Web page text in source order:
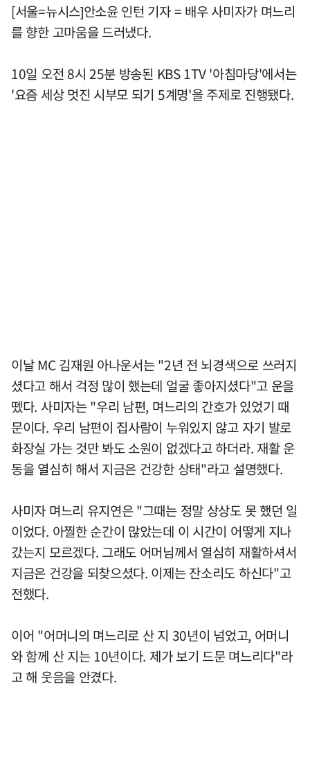
[서울=뉴시스]안소윤 인턴 기자 = 배우 사미자가 며느리
를 향한 고마움을 드러냈다.
10일 오전 8시 25분 방송된 KBS 1TV '아침마당'에서는
'요즘 세상 멋진 시부모 되기 5계명'을 주제로 진행됐다.
이날 MC 김재원 아나운서는 "2년 전 뇌경색으로 쓰러지
셨다고 해서 걱정 많이 했는데 얼굴 좋아지셨다"고 운을
뗐다. 사미자는 "우리 남편, 며느리의 간호가 있었기 때
문이다. 우리 남편이 집사람이 누워있지 않고 자기 발로
화장실 가는 것만 봐도 소원이 없겠다고 하더라. 재활 운
동을 열심히 해서 지금은 건강한 상태"라고 설명했다.
사미자 며느리 유지연은 "그때는 정말 상상도 못 했던 일
이었다. 아찔한 순간이 많았는데 이 시간이 어떻게 지나
갔는지 모르겠다. 그래도 어머님께서 열심히 재활하셔서
지금은 건강을 되찾으셨다. 이제는 잔소리도 하신다"고
전했다.
이어 "어머니의 며느리로 산 지 30년이 넘었고, 어머니
와 함께 산 지는 10년이다. 제가 보기 드문 며느리다"라
고 해 웃음을 안겼다.